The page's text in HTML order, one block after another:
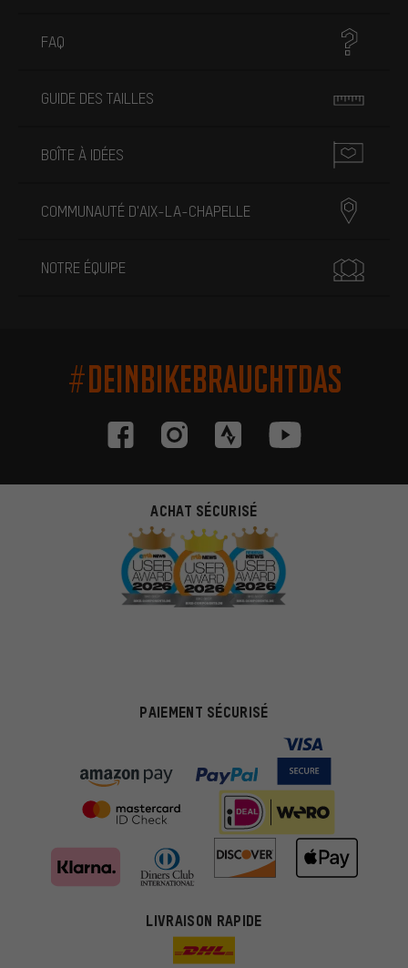
FAQ
GUIDE DES TAILLES
BOÎTE À IDÉES
COMMUNAUTÉ D'AIX-LA-CHAPELLE
NOTRE ÉQUIPE
#DEINBIKEBRAUCHTDAS
ACHAT SÉCURISÉ
PAIEMENT SÉCURISÉ
LIVRAISON RAPIDE
Des offres plus adaptées
pertinentes. Les cookies de marketing nous aident à identifier tes
intérêts et à te présenter des offres et des conseils sur mesure.